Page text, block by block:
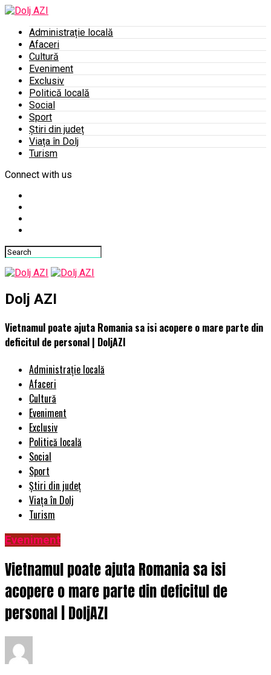
Administrație locală
Afaceri
Cultură
Eveniment
Exclusiv
Politică locală
Social
Sport
Știri din județ
Viața în Dolj
Turism
Connect with us
Dolj AZI
Vietnamul poate ajuta Romania sa isi acopere o mare parte din
deficitul de personal | DoljAZI
Administrație locală
Afaceri
Cultură
Eveniment
Exclusiv
Politică locală
Social
Sport
Știri din județ
Viața în Dolj
Turism
Eveniment
Vietnamul poate ajuta Romania sa isi
acopere o mare parte din deficitul de
personal | DoljAZI